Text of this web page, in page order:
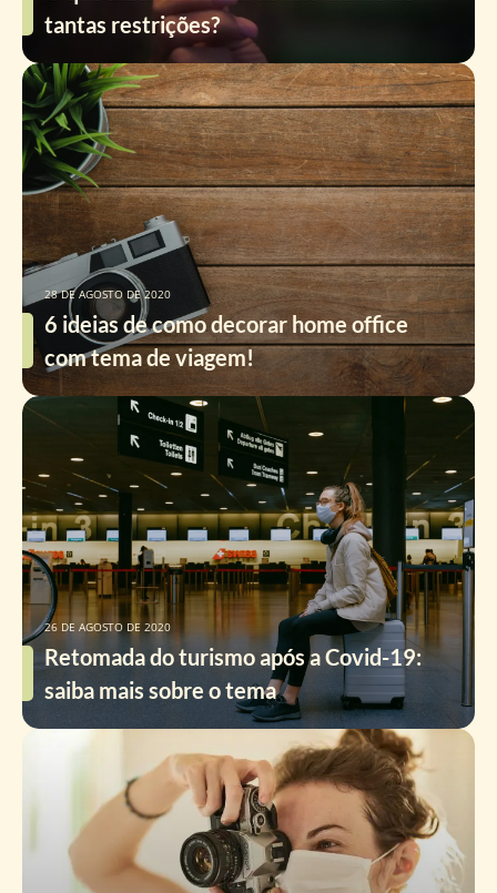
tantas restrições?
6 ideias de como decorar home office
com tema de viagem!
28 DE AGOSTO DE 2020
Retomada do turismo após a Covid-19:
saiba mais sobre o tema
26 DE AGOSTO DE 2020